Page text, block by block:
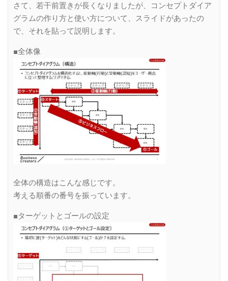
さて、若干前置きが長くなりましたが、コンセプトダイア
グラムの作り方と使い方について、スライドがあったの
で、それを貼って説明します。
■全体像
全体の構造はこんな感じです。
考える順番の番号を振っています。
■ターゲットとゴールの設定